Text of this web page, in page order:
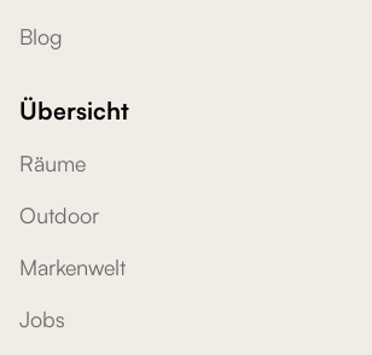
Blog
Übersicht
Räume
Outdoor
Markenwelt
Jobs